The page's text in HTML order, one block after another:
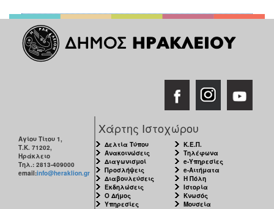
Αγίου Τίτου 1,
Τ.Κ. 71202,
Ηράκλειο
Τηλ.: 2813-409000
email:info@heraklion.gr
Χάρτης Ιστοχώρου
Δελτία Τύπου
Ανακοινώσεις
Διαγωνισμοί
Προσλήψεις
Διαβουλεύσεις
Εκδηλώσεις
Ο Δήμος
Υπηρεσίες
Κ.Ε.Π.
Τηλέφωνα
e-Υπηρεσίες
e-Αιτήματα
Η Πόλη
Ιστορία
Κνωσός
Μουσεία